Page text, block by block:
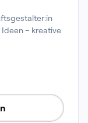
– kreative